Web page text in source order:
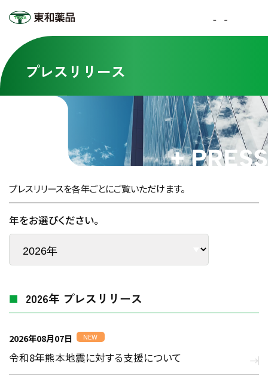
プレスリリース
プレスリリースを各年ごとにご覧いただけます。
年をお選びください。
2026年 プレスリリース
NEW
2026年08月07日
令和8年熊本地震に対する支援について